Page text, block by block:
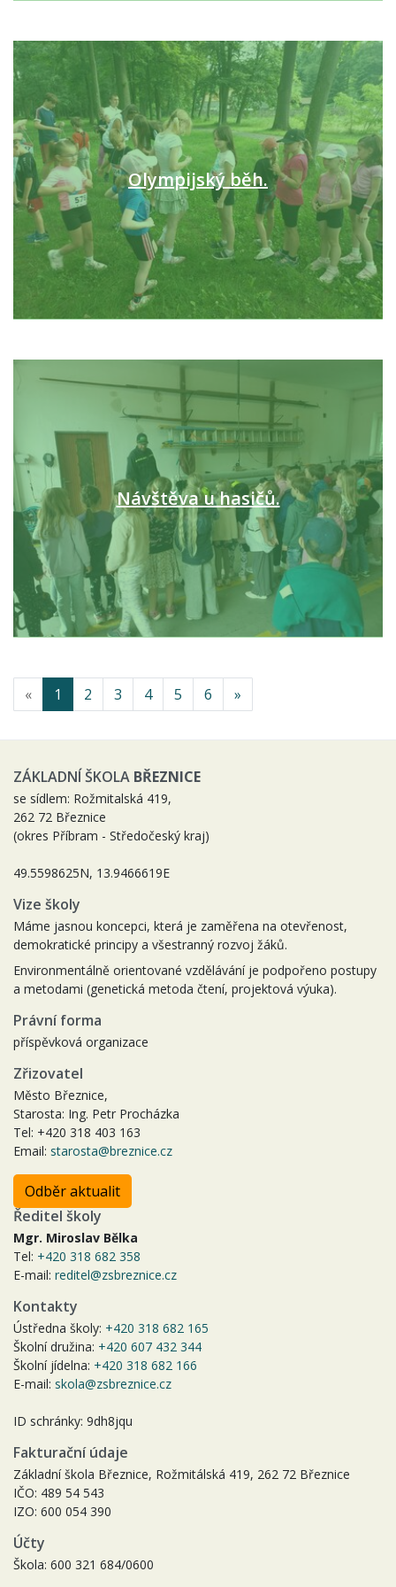
Olympijský běh.
Návštěva u hasičů.
« 1 2 3 4 5 6 »
ZÁKLADNÍ ŠKOLA BŘEZNICE
se sídlem: Rožmitalská 419,
262 72 Březnice
(okres Příbram - Středočeský kraj)
49.5598625N, 13.9466619E
Vize školy
Máme jasnou koncepci, která je zaměřena na otevřenost,
demokratické principy a všestranný rozvoj žáků.
Environmentálně orientované vzdělávání je podpořeno postupy
a metodami (genetická metoda čtení, projektová výuka).
Právní forma
příspěvková organizace
Zřizovatel
Město Březnice,
Starosta: Ing. Petr Procházka
Tel: +420 318 403 163
Email: starosta@breznice.cz
Odběr aktualit
Ředitel školy
Mgr. Miroslav Bělka
Tel: +420 318 682 358
E-mail: reditel@zsbreznice.cz
Kontakty
Ústředna školy: +420 318 682 165
Školní družina: +420 607 432 344
Školní jídelna: +420 318 682 166
E-mail: skola@zsbreznice.cz
ID schránky: 9dh8jqu
Fakturační údaje
Základní škola Březnice, Rožmitálská 419, 262 72 Březnice
IČO: 489 54 543
IZO: 600 054 390
Účty
Škola: 600 321 684/0600